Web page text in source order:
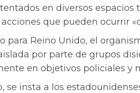
en diversos
que pueden ocurrir
para Reino Unido, el
por parte de grupos
en objetivos policiales y
se insta a los